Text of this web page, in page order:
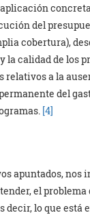
del
cobertura),
la calidad de los
relativos a la
del
[4]
apuntados,
el
lo que está